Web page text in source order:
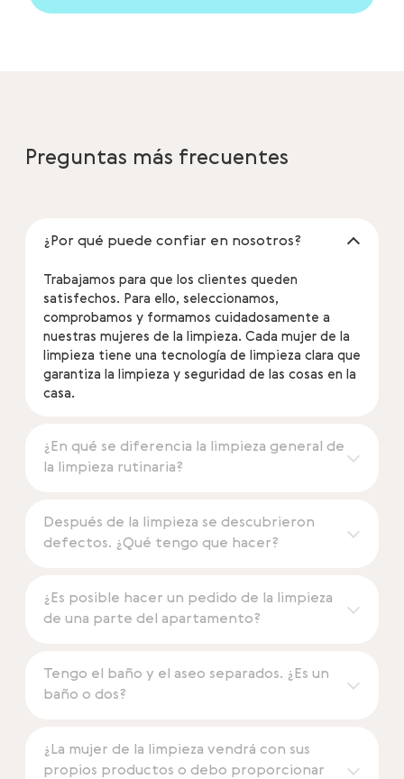
Preguntas más frecuentes
¿Por qué puede confiar en nosotros?
Trabajamos para que los clientes queden
satisfechos. Para ello, seleccionamos,
comprobamos y formamos cuidadosamente a
nuestras mujeres de la limpieza. Cada mujer de la
limpieza tiene una tecnología de limpieza clara que
garantiza la limpieza y seguridad de las cosas en la
casa.
¿En qué se diferencia la limpieza general de
la limpieza rutinaria?
Después de la limpieza se descubrieron
defectos. ¿Qué tengo que hacer?
¿Es posible hacer un pedido de la limpieza
de una parte del apartamento?
Tengo el baño y el aseo separados. ¿Es un
baño o dos?
¿La mujer de la limpieza vendrá con sus
propios productos o debo proporcionar